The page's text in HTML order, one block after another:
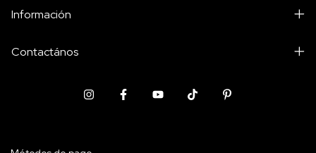
Información
Contactános